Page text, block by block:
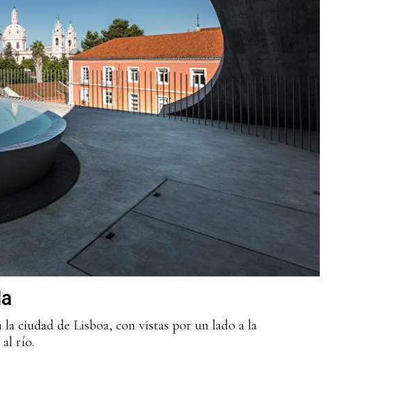
la ciudad de Lisboa, con vistas por un lado a la
al río.